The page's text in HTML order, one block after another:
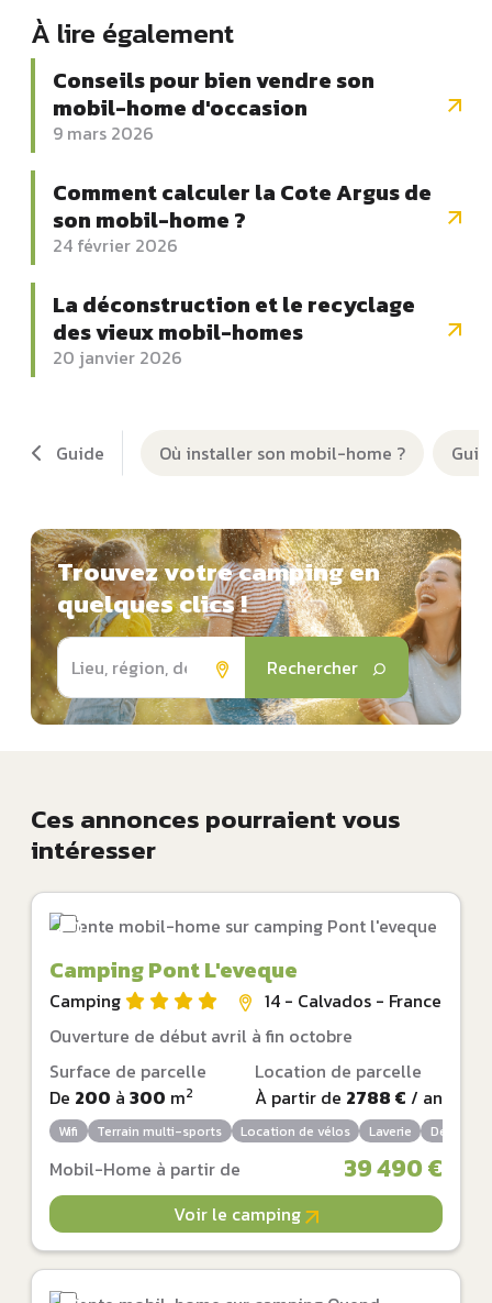
À lire également
Conseils pour bien vendre son
mobil-home d'occasion
9 mars 2026
Comment calculer la Cote Argus de
son mobil-home ?
24 février 2026
La déconstruction et le recyclage
des vieux mobil-homes
20 janvier 2026
Guide Où installer son mobil-home ?
Trouvez votre camping en
quelques clics !
Rechercher
Ces annonces pourraient vous
intéresser
Camping Pont L'eveque
Camping
14 - Calvados - France
Ouverture de début avril à fin octobre
Surface de parcelle
De 200 à 300 m2
Location de parcelle
À partir de 2788 € / an
Wifi Terrain multi-sports Location de vélos Laverie Dépôt de
Mobil-Home à partir de 39 490 €
Voir le camping